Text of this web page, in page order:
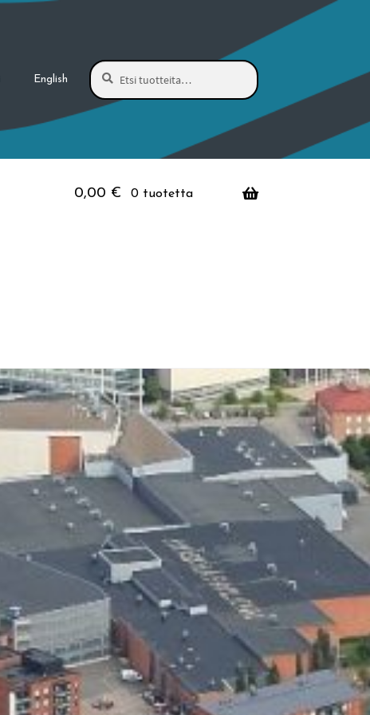
English
Etsi:
Haku
0,00 € 0 tuotetta